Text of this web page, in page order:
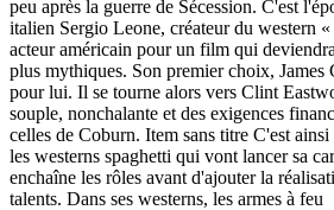
peu après la guerre de Sécession. C'est
italien Sergio Leone, créateur du western
acteur américain pour un film qui
plus mythiques. Son premier choix, James
pour lui. Il se tourne alors vers Clint
souple, nonchalante et des exigences
celles de Coburn. Item sans titre C'est
les westerns spaghetti qui vont lancer sa
enchaîne les rôles avant d'ajouter la
talents. Dans ses westerns, les armes à feu